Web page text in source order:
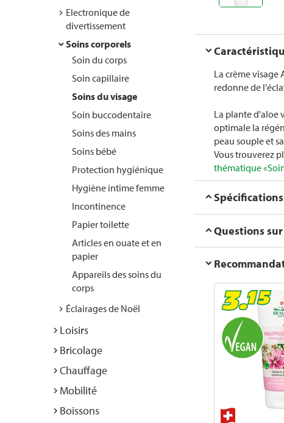
Electronique de
divertissement
Soins corporels
Soin du corps
Soin capillaire
Soins du visage
Soin buccodentaire
Soins des mains
Soins bébé
Protection hygiénique
Hygiène intime femme
Incontinence
Papier toilette
Articles en ouate et en
papier
Appareils des soins du
corps
Éclairages de Noël
Loisirs
Bricolage
Chauffage
Mobilité
Boissons
La crème visage
redonne de
La plante d'aloe
optimale la
peau souple et
Vous trouverez
thématique
Questions